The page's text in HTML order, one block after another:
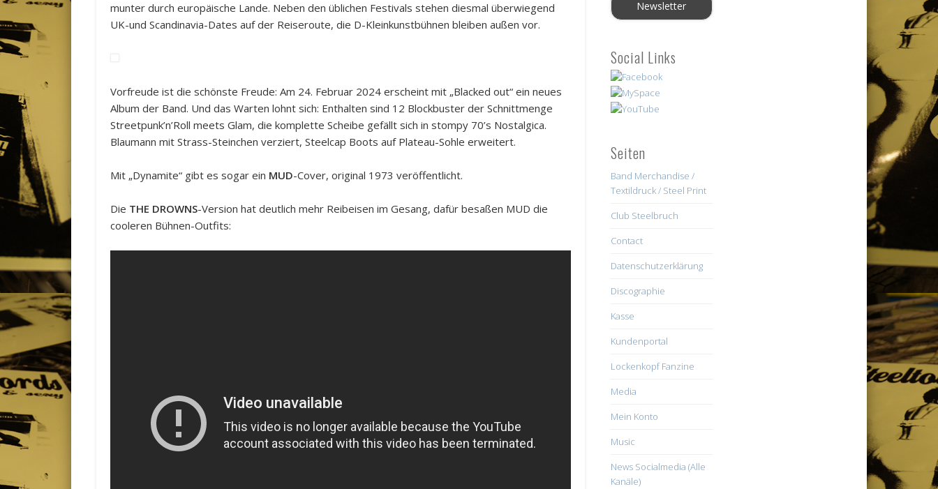
munter durch europäische Lande. Neben den üblichen Festivals stehen diesmal überwiegend
UK-und Scandinavia-Dates auf der Reiseroute, die D-Kleinkunstbühnen bleiben außen vor.
Vorfreude ist die schönste Freude: Am 24. Februar 2024 erscheint mit „Blacked out“ ein neues
Album der Band. Und das Warten lohnt sich: Enthalten sind 12 Blockbuster der Schnittmenge
Streetpunk’n’Roll meets Glam, die komplette Scheibe gefällt sich in stompy 70’s Nostalgica.
Blaumann mit Strass-Steinchen verziert, Steelcap Boots auf Plateau-Sohle erweitert.
Mit „Dynamite“ gibt es sogar ein MUD-Cover, original 1973 veröffentlicht.
Die THE DROWNS-Version hat deutlich mehr Reibeisen im Gesang, dafür besaßen MUD die
cooleren Bühnen-Outfits:
Social Links
Seiten
Band Merchandise /
Textildruck / Steel Print
Club Steelbruch
Contact
Datenschutzerklärung
Discographie
Kasse
Kundenportal
Lockenkopf Fanzine
Media
Mein Konto
Music
News Socialmedia (Alle
Kanäle)